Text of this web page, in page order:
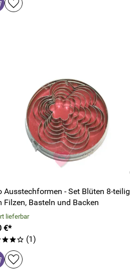
Ausstechformen - Set Blüten 8-teilig
Filzen, Basteln und Backen
lieferbar
€*
(1)